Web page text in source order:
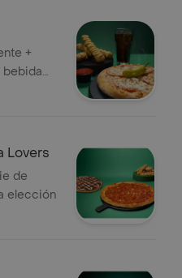
+
bebida
Lovers
de
elección